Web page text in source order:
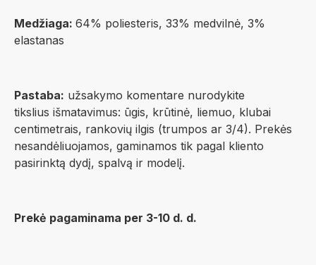
Medžiaga: 64% poliesteris, 33% medvilnė, 3%
elastanas
Pastaba: užsakymo komentare nurodykite
tikslius išmatavimus: ūgis, krūtinė, liemuo, klubai
centimetrais, rankovių ilgis (trumpos ar 3/4). Prekės
nesandėliuojamos, gaminamos tik pagal kliento
pasirinktą dydį, spalvą ir modelį.
Prekė pagaminama per 3-10 d. d.